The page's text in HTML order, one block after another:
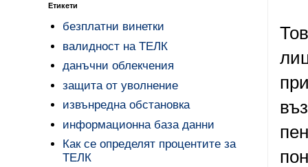
Етикети
безплатни винетки
валидност на ТЕЛК
данъчни облекчения
защита от уволнение
извънредна обстановка
информационна база данни
Как се определят процентите за
ТЕЛК